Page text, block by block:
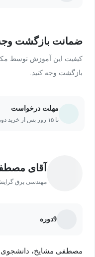
ضمانت بازگشت
کیفیت این آموزش توسط
بازگشت وجه کنید.
مهلت درخواست
تا ۱۵ روز پس از خرید دوره
آقای
مهندسی برق
9دوره
مصطفی مشایخ، دانشجوی